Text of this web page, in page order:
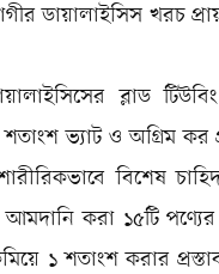
ডায়ালাইসিস খরচ
ব্লাড
শতাংশ ভ্যাট ও অগ্রিম কর
বিশেষ
আমদানি করা ১৫টি
১ শতাংশ করার